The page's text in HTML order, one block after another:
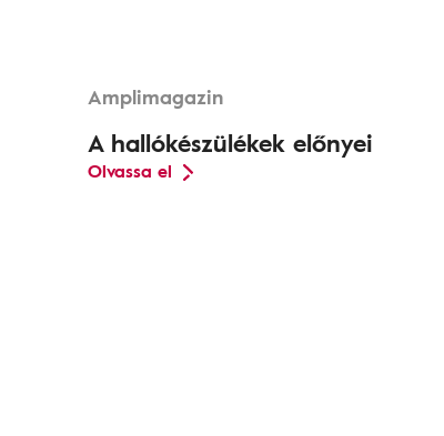
Amplimagazin
A hallókészülékek előnyei
Olvassa el